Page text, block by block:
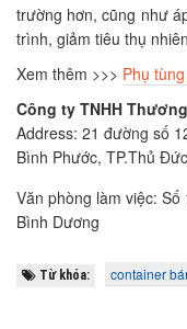
trường hơn, cũng như
trình, giảm tiêu thụ
Xem thêm >>> Phụ
Công ty TNHH
Address: 21 đường số
Bình Phước, TP.Thủ
Văn phòng làm việc:
Bình Dương
Từ khóa: container